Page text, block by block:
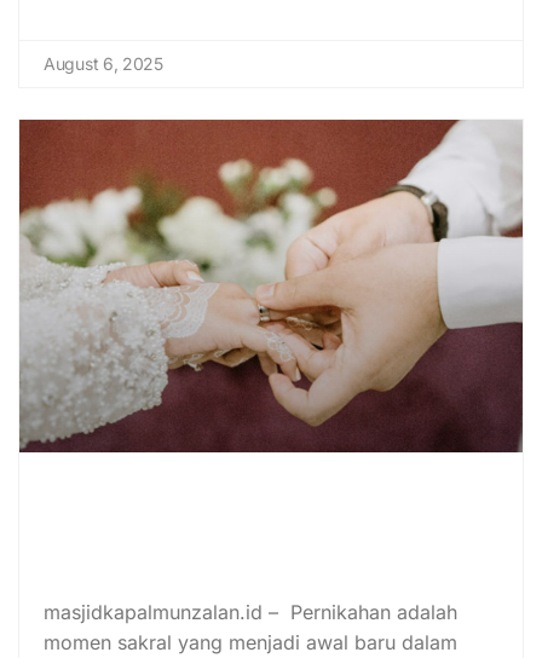
August 6, 2025
masjidkapalmunzalan.id – Pernikahan adalah
momen sakral yang menjadi awal baru dalam